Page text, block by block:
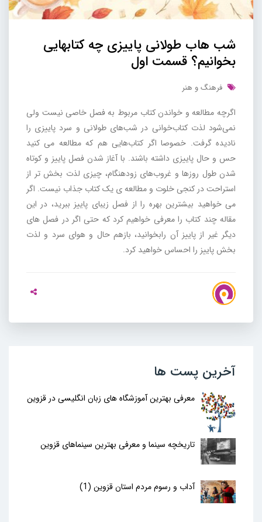
شب هاب طولانی پاییزی چه کتابهایی
بخوانیم؟ قسمت اول
فرهنگ و هنر
اگرچه مطالعه و خواندن کتاب مربوط به فصل خاصی نیست ولی
نمی‌شود لذت کتاب‌خوانی در شب‌های طولانی و سرد پاییزی را
نادیده گرفت. خصوصا اگر کتاب‌هایی هم که مطالعه می کنید
حس و حال پاییزی داشته باشند. با آغاز شدن فصل پاییز و کوتاه
شدن طول روزها و غروب‌های زودهنگام، چیزی لذت بخش تر از
استراحت در کنجی خلوت و مطالعه ی یک کتاب جذاب نیست. اگر
می خواهید بیشترین بهره را از فصل زیبای پاییز ببرید، در این
مقاله چند کتاب را معرفی خواهیم کرد که حتی اگر در فصل های
دیگر غیر از پاییز آن رابخوانید، بازهم حال و هوای سرد و لذت
بخش پاییز را احساس خواهید کرد.
آخرین پست ها
معرفی بهترین آموزشگاه های زبان انگلیسی در قزوین
تاریخچه سینما و معرفی بهترین سینماهای قزوین
آداب و رسوم مردم استان قزوین (1)